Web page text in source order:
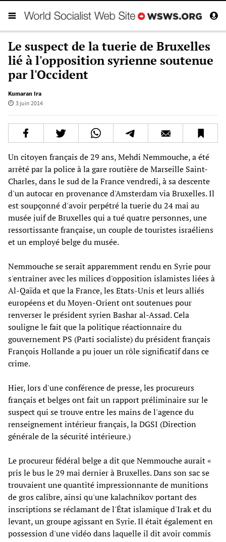
Le suspect de la tuerie de Bruxelles
lié à l'opposition syrienne soutenue
par l'Occident
Kumaran Ira
3 juin 2014
Un citoyen français de 29 ans, Mehdi Nemmouche, a été
arrêté par la police à la gare routière de Marseille Saint-
Charles, dans le sud de la France vendredi, à sa descente
d'un autocar en provenance d'Amsterdam via Bruxelles. Il
est soupçonné d'avoir perpétré la tuerie du 24 mai au
musée juif de Bruxellesqui a tué quatre personnes, une
ressortissante française, un couple de touristes israéliens
et un employé belge du musée.
Nemmouche se serait apparemment rendu en Syrie pour
s'entraîner avec les milices d'opposition islamistes liées à
Al-Qaïda et que la France, les Etats-Unis et leurs alliés
européens et du Moyen-Orient ont soutenues pour
renverser le président syrien Bashar al-Assad. Cela
souligne le fait que la politique réactionnaire du
gouvernement PS (Parti socialiste) du président français
François Hollande a pu jouer un rôle significatif dans ce
crime.
Hier, lors d'une conférence de presse, les procureurs
français et belges ont fait un rapport préliminaire sur le
suspect qui se trouve entre les mains de l'agence du
renseignement intérieur français, la DGSI (Direction
générale de la sécurité intérieure.)
Le procureur fédéral belge a dit que Nemmouche aurait «
pris le bus le 29 mai dernier à Bruxelles. Dans son sac se
trouvaient une quantité impressionnante de munitions
de gros calibre, ainsi qu'une kalachnikov portant des
inscriptions se réclamant de l'État islamique d'Irak et du
levant, un groupe agissant en Syrie. Il était également en
possession d'une vidéo dans laquelle il dit avoir commis